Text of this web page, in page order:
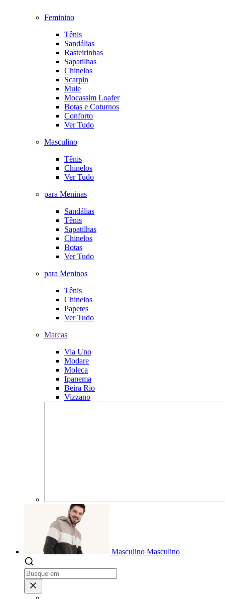
Feminino
Tênis
Sandálias
Rasteirinhas
Sapatilhas
Chinelos
Scarpin
Mule
Mocassim Loafer
Botas e Coturnos
Conforto
Ver Tudo
Masculino
Tênis
Chinelos
Ver Tudo
para Meninas
Sandálias
Tênis
Sapatilhas
Chinelos
Botas
Ver Tudo
para Meninos
Tênis
Chinelos
Papetes
Ver Tudo
Marcas
Via Uno
Modare
Moleca
Ipanema
Beira Rio
Vizzano
Masculino Masculino